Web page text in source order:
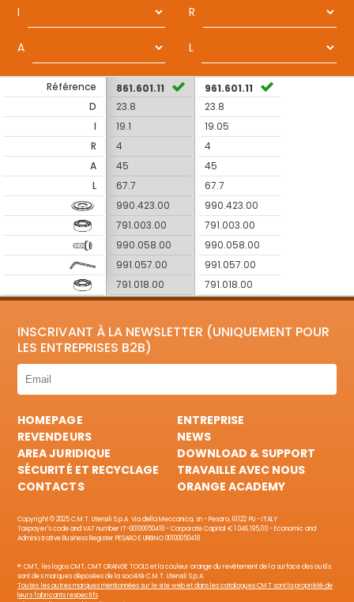
I R
A L
Référence
D
I
R
A
L
861.601.11
23.8
19.1
4
45
67.7
990.423.00
791.003.00
990.058.00
991.057.00
791.018.00
961.601.11
23.8
19.05
4
45
67.7
990.423.00
791.003.00
990.058.00
991.057.00
791.018.00
INSCRIVANT À LA NEWSLETTER (UNIQUEMENT POUR
LES ENTREPRISES B2B)
HOMEPAGE
ENTREPRISE
REVENDEURS
NEWS
AREA JURIDIQUE
DOWNLOAD & SUPPORT
SÉCURITÉ ET RECYCLAGE
TRAVAILLE AVEC NOUS
CONTACTS
ORANGE ACADEMY
Copyright © 2025 C.M.T. Utensili S.p.A. Via della Meccanica, sn - Pesaro, 61122 PU - ITALY
Taxpayer's code and VAT number IT-00100050418 - Corporate Capital € 1.046.195,00 - Economic and
Administrative Business Register PESARO E URBINO 00100050418
®: CMT, les logos CMT, CMT ORANGE TOOLS et la couleur orange du revêtement de la surface des outils
sont des marques déposées de la société C.M.T. Utensili S.p.A.
Toutes les autres marques mentionnées sur le site web et dans les catalogues CMT sont la propriété de
leurs fabricants respectifs